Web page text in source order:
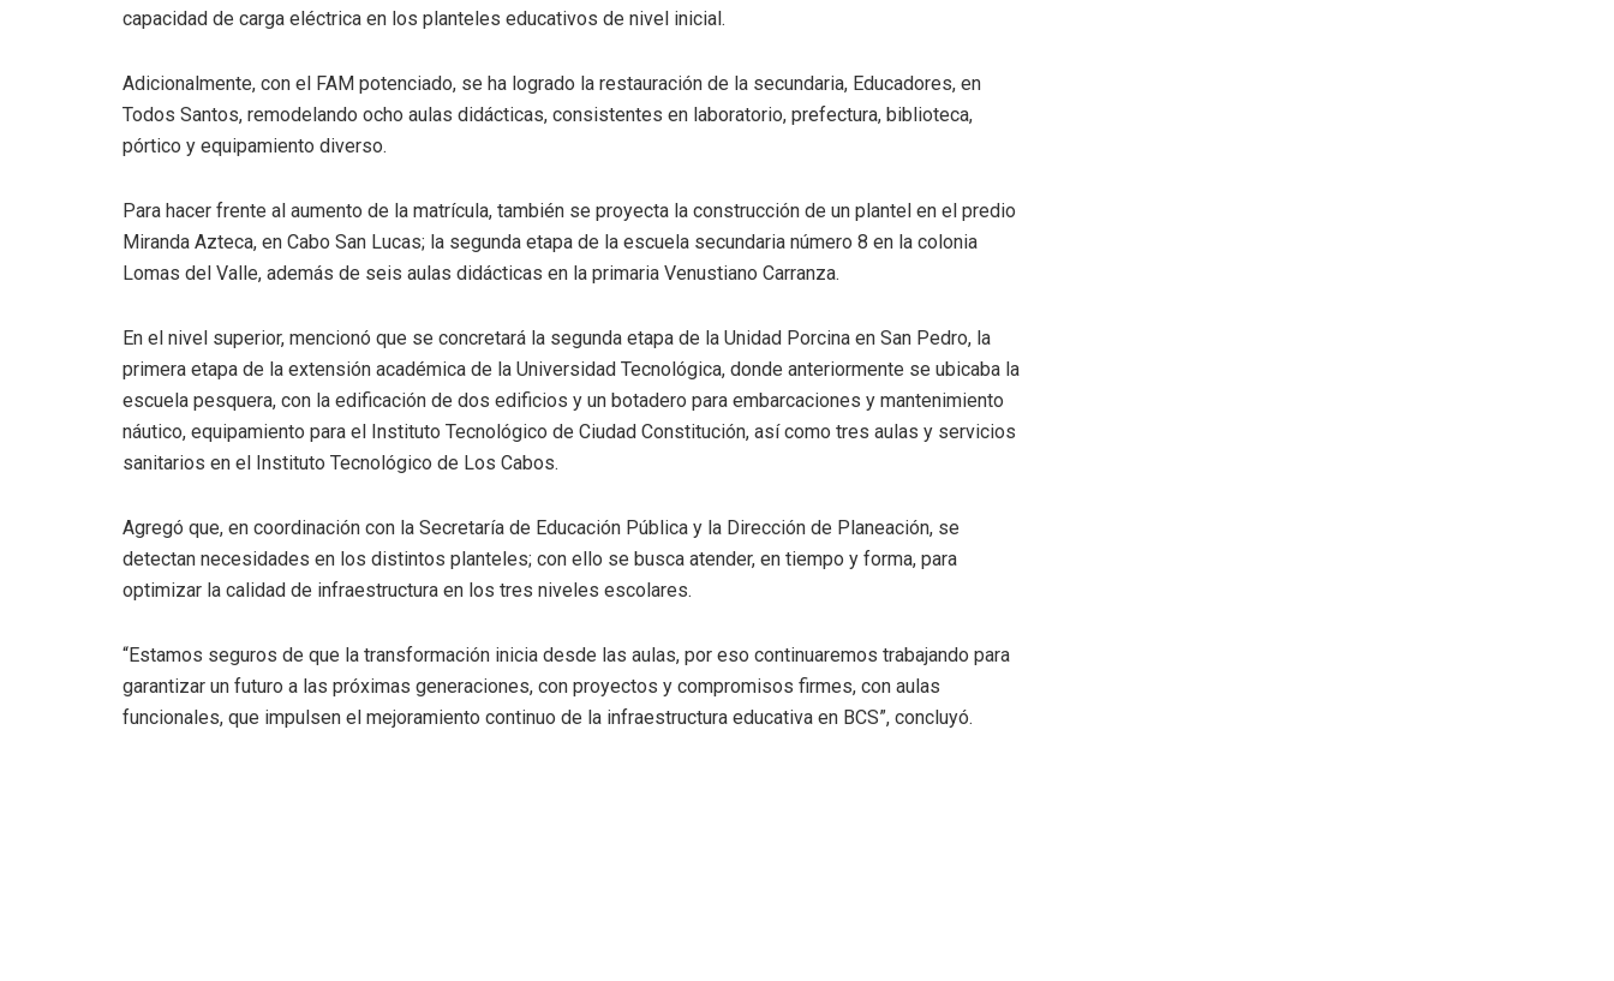
capacidad de carga eléctrica en los planteles educativos de nivel inicial.
Adicionalmente, con el FAM potenciado, se ha logrado la restauración de la secundaria, Educadores, en
Todos Santos, remodelando ocho aulas didácticas, consistentes en laboratorio, prefectura, biblioteca,
pórtico y equipamiento diverso.
Para hacer frente al aumento de la matrícula, también se proyecta la construcción de un plantel en el predio
Miranda Azteca, en Cabo San Lucas; la segunda etapa de la escuela secundaria número 8 en la colonia
Lomas del Valle, además de seis aulas didácticas en la primaria Venustiano Carranza.
En el nivel superior, mencionó que se concretará la segunda etapa de la Unidad Porcina en San Pedro, la
primera etapa de la extensión académica de la Universidad Tecnológica, donde anteriormente se ubicaba la
escuela pesquera, con la edificación de dos edificios y un botadero para embarcaciones y mantenimiento
náutico, equipamiento para el Instituto Tecnológico de Ciudad Constitución, así como tres aulas y servicios
sanitarios en el Instituto Tecnológico de Los Cabos.
Agregó que, en coordinación con la Secretaría de Educación Pública y la Dirección de Planeación, se
detectan necesidades en los distintos planteles; con ello se busca atender, en tiempo y forma, para
optimizar la calidad de infraestructura en los tres niveles escolares.
“Estamos seguros de que la transformación inicia desde las aulas, por eso continuaremos trabajando para
garantizar un futuro a las próximas generaciones, con proyectos y compromisos firmes, con aulas
funcionales, que impulsen el mejoramiento continuo de la infraestructura educativa en BCS”, concluyó.